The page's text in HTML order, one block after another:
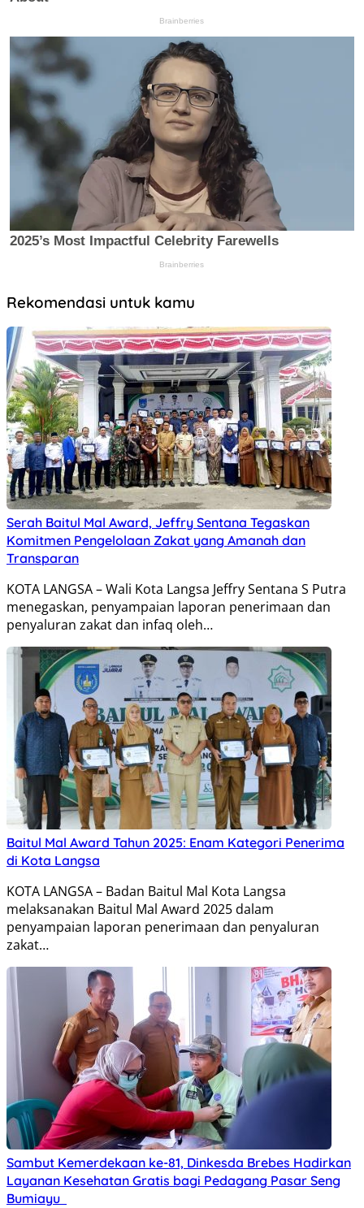
Rekomendasi untuk kamu
Serah Baitul Mal Award, Jeffry Sentana Tegaskan
Komitmen Pengelolaan Zakat yang Amanah dan
Transparan
KOTA LANGSA – Wali Kota Langsa Jeffry Sentana S Putra
menegaskan, penyampaian laporan penerimaan dan
penyaluran zakat dan infaq oleh…
Baitul Mal Award Tahun 2025: Enam Kategori Penerima
di Kota Langsa
KOTA LANGSA – Badan Baitul Mal Kota Langsa
melaksanakan Baitul Mal Award 2025 dalam
penyampaian laporan penerimaan dan penyaluran
zakat…
Sambut Kemerdekaan ke-81, Dinkesda Brebes Hadirkan
Layanan Kesehatan Gratis bagi Pedagang Pasar Seng
Bumiayu